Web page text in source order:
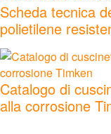
Scheda tecnica
polietilene
Catalogo di
alla corrosione